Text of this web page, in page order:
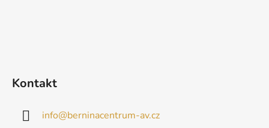
Kontakt
info@berninacentrum-av.cz